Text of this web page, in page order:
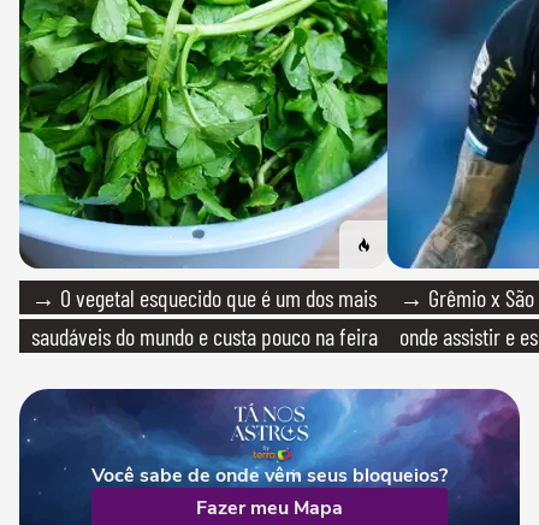
→ O vegetal esquecido que é um dos mais
saudáveis do mundo e custa pouco na feira
→ Grêmio x São
onde assistir e
Você sabe de onde vêm seus bloqueios?
Fazer meu Mapa